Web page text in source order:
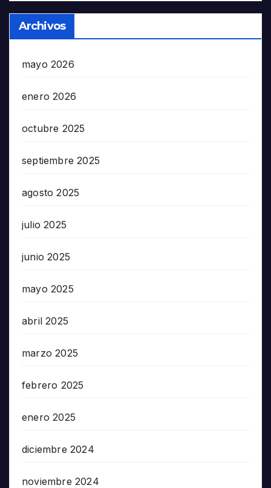
Archivos
mayo 2026
enero 2026
octubre 2025
septiembre 2025
agosto 2025
julio 2025
junio 2025
mayo 2025
abril 2025
marzo 2025
febrero 2025
enero 2025
diciembre 2024
noviembre 2024